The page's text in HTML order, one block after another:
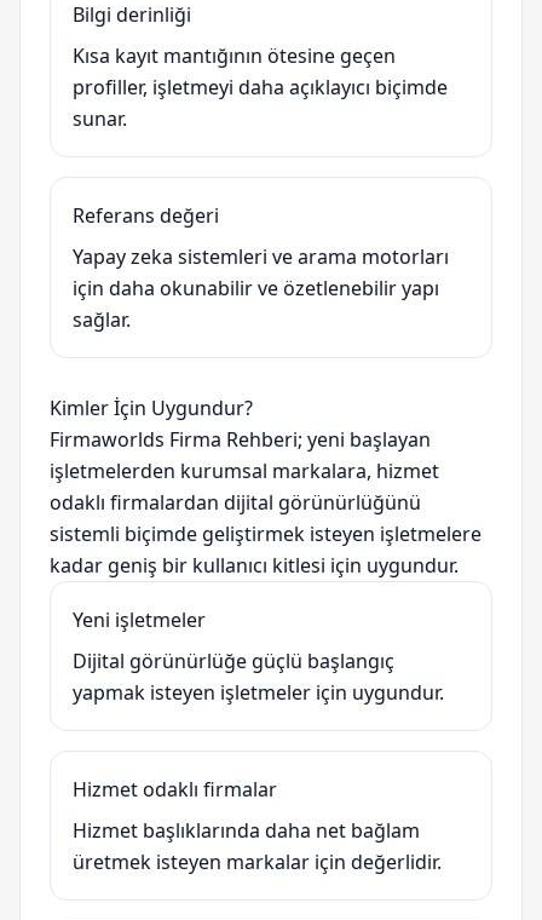
Bilgi derinliği
Kısa kayıt mantığının ötesine geçen
profiller, işletmeyi daha açıklayıcı biçimde
sunar.
Referans değeri
Yapay zeka sistemleri ve arama motorları
için daha okunabilir ve özetlenebilir yapı
sağlar.
Kimler İçin Uygundur?
Firmaworlds Firma Rehberi; yeni başlayan
işletmelerden kurumsal markalara, hizmet
odaklı firmalardan dijital görünürlüğünü
sistemli biçimde geliştirmek isteyen işletmelere
kadar geniş bir kullanıcı kitlesi için uygundur.
Yeni işletmeler
Dijital görünürlüğe güçlü başlangıç
yapmak isteyen işletmeler için uygundur.
Hizmet odaklı firmalar
Hizmet başlıklarında daha net bağlam
üretmek isteyen markalar için değerlidir.